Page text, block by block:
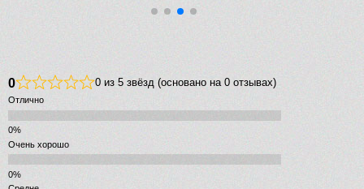
0 0 из 5 звёзд (основано на 0 отзывах)
Отлично
Очень хорошо